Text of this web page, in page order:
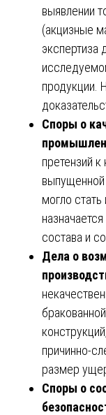
выявлении
(акцизные
экспертиза
продукции.
Споры о
претензий
выпущенной
могло стать
состава и
Дела о
причинно-
размер
Споры о